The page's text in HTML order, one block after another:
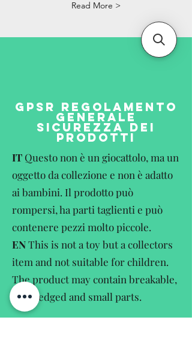
Read More >
GPSR REGOLAMENTO
GENERALE
SICUREZZA DEI
PRODOTTI
IT Questo non è un giocattolo, ma un
oggetto da collezione e non è adatto
ai bambini. Il prodotto può
rompersi, ha parti taglienti e può
contenere pezzi molto piccole.
ENThis is not a toy but a collectors
item and not suitable for children.
The product may contain breakable,
sharpedged and small parts.